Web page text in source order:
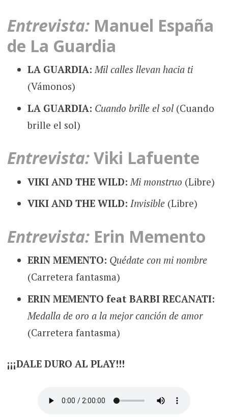
Entrevista: Manuel España
de La Guardia
LA GUARDIA: Mil calles llevan hacia ti
(Vámonos)
LA GUARDIA: Cuando brille el sol(Cuando
brille el sol)
Entrevista:Viki Lafuente
VIKI AND THE WILD: Mi monstruo (Libre)
VIKI AND THE WILD: Invisible (Libre)
Entrevista: Erin Memento
ERIN MEMENTO: Quédate con mi nombre
(Carretera fantasma)
ERIN MEMENTO feat BARBI RECANATI:
Medalla de oro a la mejor canción de amor
(Carretera fantasma)
¡¡¡DALE DURO AL PLAY!!!